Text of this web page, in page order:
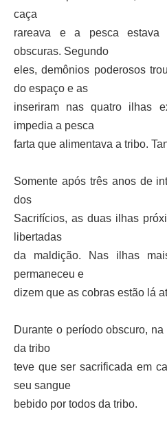
caça
rareava e a pesca estava
obscuras. Segundo
eles, demônios poderosos
do espaço e as
inseriram nas quatro ilhas
impedia a pesca
farta que alimentava a tribo.
Somente após três anos de
dos
Sacrifícios, as duas ilhas
libertadas
da maldição. Nas ilhas
permaneceu e
dizem que as cobras estão lá
Durante o período obscuro,
da tribo
teve que ser sacrificada em
seu sangue
bebido por todos da tribo.